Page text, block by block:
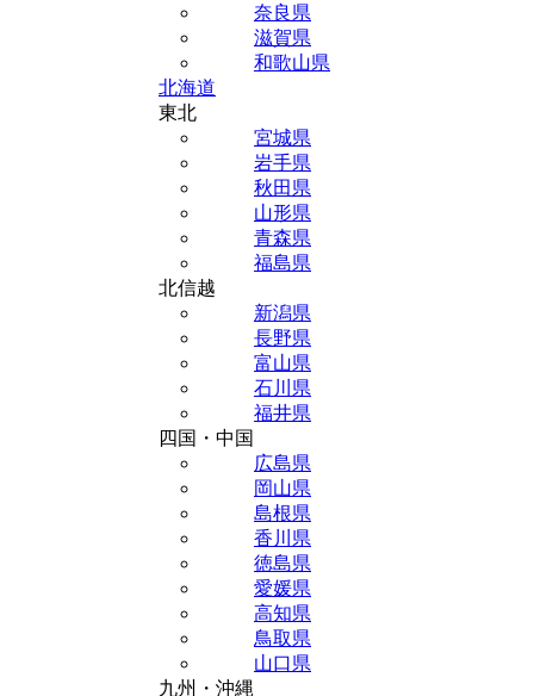
奈良県
滋賀県
和歌山県
北海道
東北
宮城県
岩手県
秋田県
山形県
青森県
福島県
北信越
新潟県
長野県
富山県
石川県
福井県
四国・中国
広島県
岡山県
島根県
香川県
徳島県
愛媛県
高知県
鳥取県
山口県
九州・沖縄